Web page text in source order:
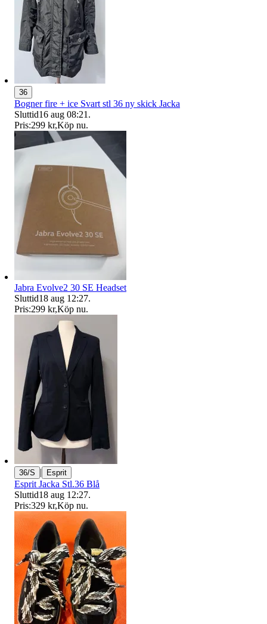
36
Bogner fire + ice Svart stl 36 ny skick Jacka
Sluttid16 aug 08:21 .
Pris:299 kr,Köp nu.
Jabra Evolve2 30 SE Headset
Sluttid18 aug 12:27.
Pris:299 kr,Köp nu.
36/S | Esprit
Esprit Jacka Stl.36 Blå
Sluttid18 aug 12:27.
Pris:329 kr,Köp nu.